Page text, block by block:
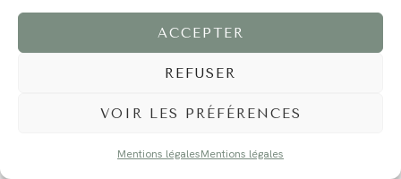
ACCEPTER
REFUSER
VOIR LES PRÉFÉRENCES
Mentions légalesMentions légales
©2024 EI Magali Selvi - Photographe Famille et Mariage - Nice - Côte d'Azur -